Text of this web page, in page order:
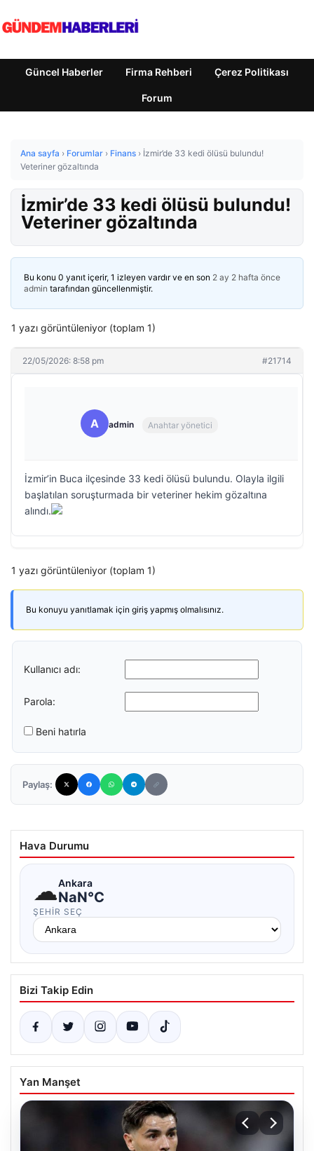
Güncel Haberler Firma Rehberi Çerez Politikası
Forum
Ana sayfa › Forumlar › Finans › İzmir’de 33 kedi ölüsü bulundu!
Veteriner gözaltında
İzmir’de 33 kedi ölüsü bulundu!
Veteriner gözaltında
Bu konu 0 yanıt içerir, 1 izleyen vardır ve en son 2 ay 2 hafta önce
admin tarafından güncellenmiştir.
1 yazı görüntüleniyor (toplam 1)
22/05/2026: 8:58 pm #21714
A admin Anahtar yönetici
İzmir’in Buca ilçesinde 33 kedi ölüsü bulundu. Olayla ilgili
başlatılan soruşturmada bir veteriner hekim gözaltına
alındı.
1 yazı görüntüleniyor (toplam 1)
Bu konuyu yanıtlamak için giriş yapmış olmalısınız.
Kullanıcı adı:
Parola:
Beni hatırla
Paylaş:
Hava Durumu
☁Ankara
NaN°C
ŞEHIR SEÇ
Bizi Takip Edin
Yan Manşet